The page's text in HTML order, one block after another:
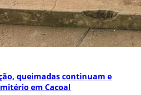
queimadas continuam e
em Cacoal